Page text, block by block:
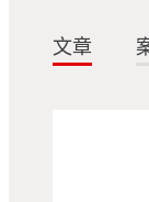
文章